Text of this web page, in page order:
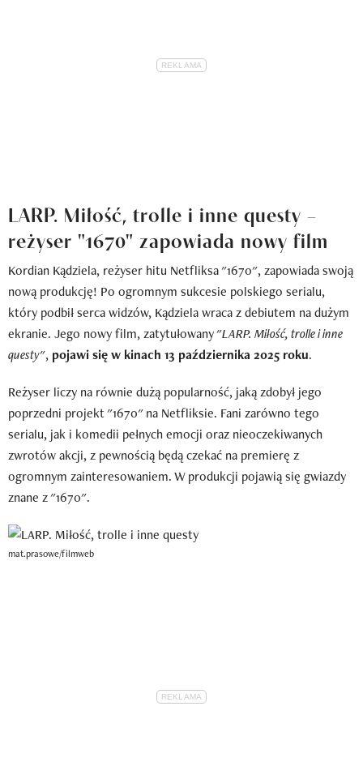
LARP. Miłość, trolle i inne questy –
reżyser "1670" zapowiada nowy film
Kordian Kądziela, reżyser hitu Netfliksa "1670", zapowiada swoją
nową produkcję! Po ogromnym sukcesie polskiego serialu,
który podbił serca widzów, Kądziela wraca z debiutem na dużym
ekranie. Jego nowy film, zatytułowany "LARP. Miłość, trolle i inne
questy", pojawi się w kinach 13 października 2025 roku.
Reżyser liczy na równie dużą popularność, jaką zdobył jego
poprzedni projekt "1670" na Netfliksie. Fani zarówno tego
serialu, jak i komedii pełnych emocji oraz nieoczekiwanych
zwrotów akcji, z pewnością będą czekać na premierę z
ogromnym zainteresowaniem. W produkcji pojawią się gwiazdy
znane z "1670".
mat.prasowe/filmweb